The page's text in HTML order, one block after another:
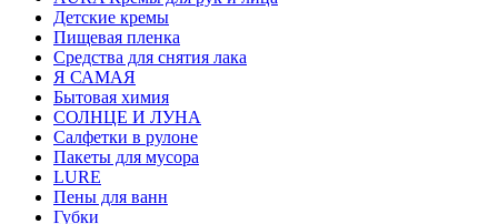
Детские кремы
Пищевая пленка
Средства для снятия лака
Я САМАЯ
Бытовая химия
СОЛНЦЕ И ЛУНА
Салфетки в рулоне
Пакеты для мусора
LURE
Пены для ванн
Губки